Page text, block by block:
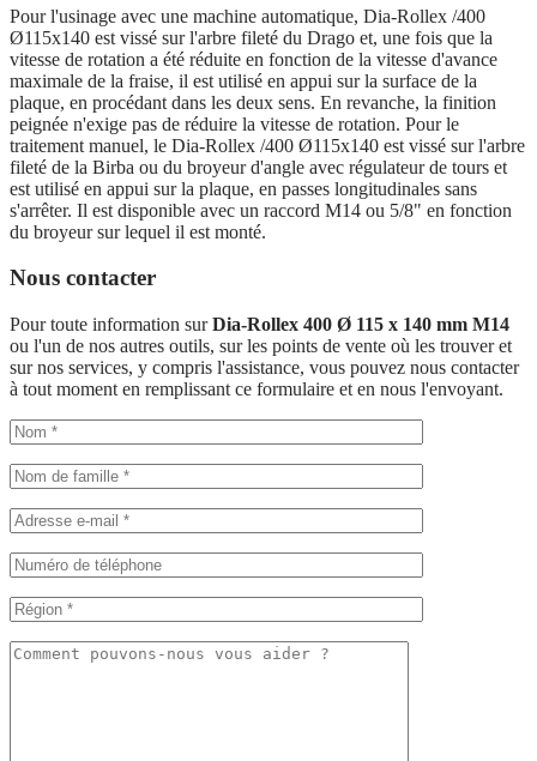
Pour l'usinage avec une machine automatique, Dia-Rollex /400
Ø115x140 est vissé sur l'arbre fileté du Drago et, une fois que la
vitesse de rotation a été réduite en fonction de la vitesse d'avance
maximale de la fraise, il est utilisé en appui sur la surface de la
plaque, en procédant dans les deux sens. En revanche, la finition
peignée n'exige pas de réduire la vitesse de rotation. Pour le
traitement manuel, le Dia-Rollex /400 Ø115x140 est vissé sur l'arbre
fileté de la Birba ou du broyeur d'angle avec régulateur de tours et
est utilisé en appui sur la plaque, en passes longitudinales sans
s'arrêter. Il est disponible avec un raccord M14 ou 5/8" en fonction
du broyeur sur lequel il est monté.
Nous contacter
Pour toute information surDia-Rollex 400 Ø 115 x 140 mm M14
ou l'un de nos autres outils, sur les points de vente où les trouver et
sur nos services, y compris l'assistance, vous pouvez nous contacter
à tout moment en remplissant ce formulaire et en nous l'envoyant.